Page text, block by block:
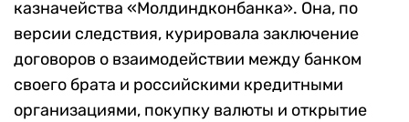
казначейства «Молдиндконбанка». Она, по
версии следствия, курировала заключение
договоров о взаимодействии между банком
своего брата и российскими кредитными
организациями, покупку валюты и открытие